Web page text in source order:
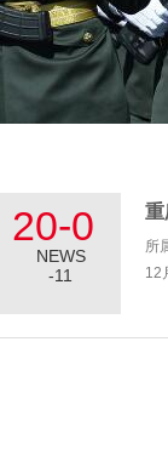
20-0
NEWS
-11
重
所
12